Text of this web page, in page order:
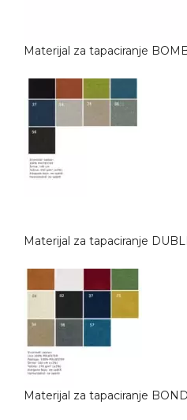
Materijal za tapaciranje
Materijal za tapaciranje
Materijal za tapaciranje